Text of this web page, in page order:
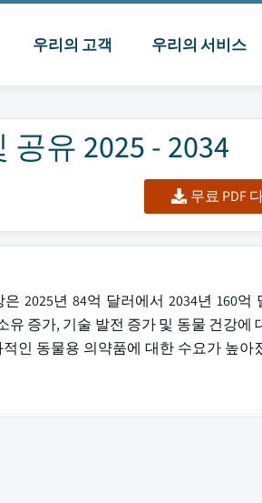
우리의 고객 우리의 서비스
유 2025 - 2034
무료 PDF
2025년 84억 달러에서 2034년 160억
증가, 기술 발전 증가 및 동물 건강에
인 동물용 의약품에 대한 수요가 높아